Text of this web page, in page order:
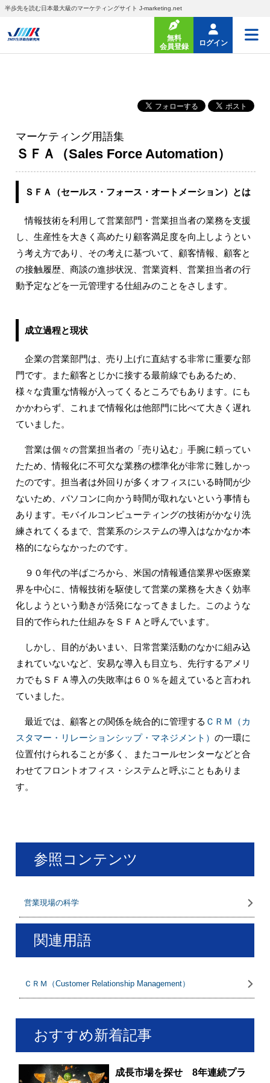
半歩先を読む日本最大級のマーケティングサイト J-marketing.net
無料
会員登録
ログイン
マーケティング用語集
ＳＦＡ（Sales Force Automation）
ＳＦＡ（セールス・フォース・オートメーション）とは
情報技術を利用して営業部門・営業担当者の業務を支援
し、生産性を大きく高めたり顧客満足度を向上しようとい
う考え方であり、その考えに基づいて、顧客情報、顧客と
の接触履歴、商談の進捗状況、営業資料、営業担当者の行
動予定などを一元管理する仕組みのことをさします。
成立過程と現状
企業の営業部門は、売り上げに直結する非常に重要な部
門です。また顧客とじかに接する最前線でもあるため、
様々な貴重な情報が入ってくるところでもあります。にも
かかわらず、これまで情報化は他部門に比べて大きく遅れ
ていました。
営業は個々の営業担当者の「売り込む」手腕に頼ってい
たため、情報化に不可欠な業務の標準化が非常に難しかっ
たのです。担当者は外回りが多くオフィスにいる時間が少
ないため、パソコンに向かう時間が取れないという事情も
あります。モバイルコンピューティングの技術がかなり洗
練されてくるまで、営業系のシステムの導入はなかなか本
格的にならなかったのです。
９０年代の半ばごろから、米国の情報通信業界や医療業
界を中心に、情報技術を駆使して営業の業務を大きく効率
化しようという動きが活発になってきました。このような
目的で作られた仕組みをＳＦＡと呼んでいます。
しかし、目的があいまい、日常営業活動のなかに組み込
まれていないなど、安易な導入も目立ち、先行するアメリ
カでもＳＦＡ導入の失敗率は６０％を超えていると言われ
ていました。
最近では、顧客との関係を統合的に管理する ＣＲＭ（カ
スタマー・リレーションシップ・マネジメント）の一環に
位置付けられることが多く、またコールセンターなどと合
わせてフロントオフィス・システムと呼ぶこともありま
す。
参照コンテンツ
営業現場の科学
関連用語
ＣＲＭ（Customer Relationship Management）
おすすめ新着記事
成長市場を探せ 8年連続プラ